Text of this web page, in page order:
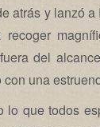
atrás y lanzó
del
una
lo que todos